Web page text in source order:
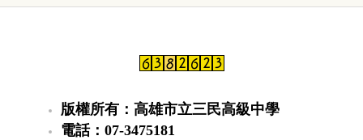
版權所有：高雄市立三民高級中學
電話：07-3475181